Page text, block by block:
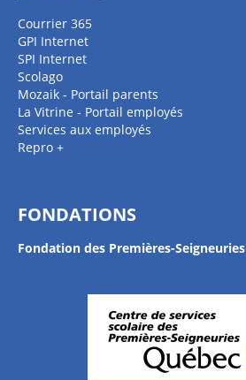
Courrier 365
GPI Internet
SPI Internet
Scolago
Mozaik - Portail parents
La Vitrine - Portail employés
Services aux employés
Repro +
FONDATIONS
Fondation des Premières-Seigneuries